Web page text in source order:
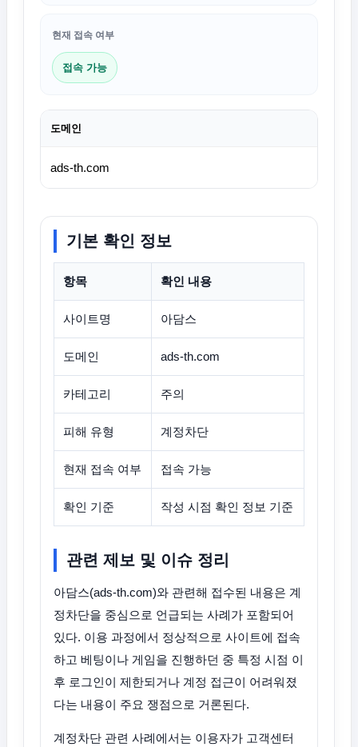
현재 접속 여부
접속 가능
도메인
ads-th.com
기본 확인 정보
항목 확인 내용
사이트명 아담스
도메인 ads-th.com
카테고리 주의
피해 유형 계정차단
현재 접속 여부 접속 가능
확인 기준 작성 시점 확인 정보 기준
관련 제보 및 이슈 정리
아담스(ads-th.com)와 관련해 접수된 내용은 계
정차단을 중심으로 언급되는 사례가 포함되어
있다. 이용 과정에서 정상적으로 사이트에 접속
하고 베팅이나 게임을 진행하던 중 특정 시점 이
후 로그인이 제한되거나 계정 접근이 어려워졌
다는 내용이 주요 쟁점으로 거론된다.
계정차단 관련 사례에서는 이용자가 고객센터